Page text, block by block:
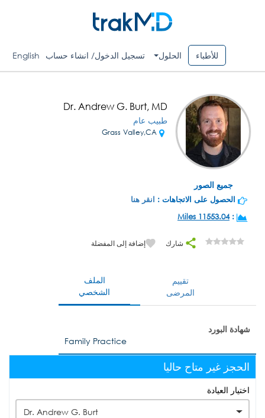
للأطباء الحلول تسجيل الدخول/ انشاء حساب English
جميع الصور
Dr. Andrew G. Burt, MD
طبيب عام
الحصول على الاتجاهات : انقر هنا
:
11553.04 Miles
شارك إضافة إلى المفضلة
الملف
الشخصي
تقييم
المرضى
شهادة البورد
Family Practice
الحجز غير متاح حاليا
اختيار العيادة
Dr. Andrew G. Burt